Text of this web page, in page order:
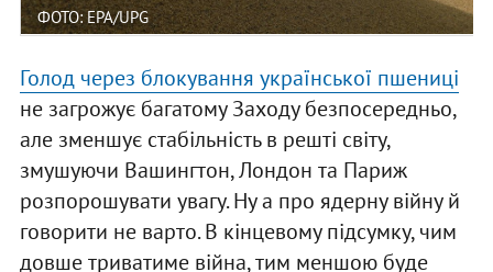
ФОТО: EPA/UPG
Голод через блокування української пшениці
не загрожує багатому Заходу безпосередньо,
але зменшує стабільність в решті світу,
змушуючи Вашингтон, Лондон та Париж
розпорошувати увагу. Ну а про ядерну війну й
говорити не варто. В кінцевому підсумку, чим
довше триватиме війна, тим меншою буде